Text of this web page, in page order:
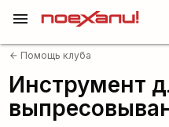
menu
arrow_back Помощь клуба
Инструмент